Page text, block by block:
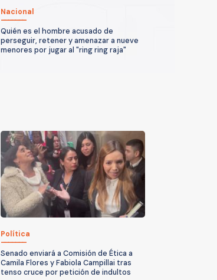
Nacional
Quién es el hombre acusado de
perseguir, retener y amenazar a nueve
menores por jugar al "ring ring raja"
Política
Senado enviará a Comisión de Ética a
Camila Flores y Fabiola Campillai tras
tenso cruce por petición de indultos